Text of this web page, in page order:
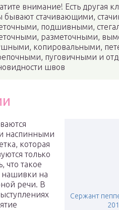
внимание! Есть другая
стачивающими,
подшивными,
разметочными,
копировальными,
пуговичными и
швов
Сержант
наспинными
которая
только
что такое
нашивки на
речи. В